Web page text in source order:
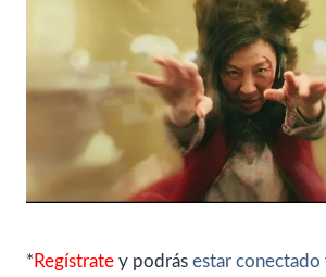
* Regístrate y podrás estar conectado